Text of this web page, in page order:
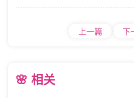
上一篇 下
🌸 相关